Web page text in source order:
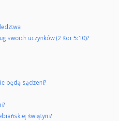
swoich uczynków (2 Kor 5:10)?
będą sądzeni?
świątyni?